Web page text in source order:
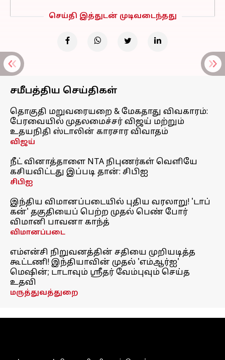
செய்தி இத்துடன் முடிவடைந்தது
சமீபத்திய செய்திகள்
தொகுதி மறுவரையறை & மேகதாது விவகாரம்:
பேரவையில் முதலமைச்சர் விஜய் மற்றும்
உதயநிதி ஸ்டாலின் காரசார விவாதம்
விஜய்
நீட் வினாத்தாளை NTA நிபுணர்கள் வெளியே
கசியவிட்டது இப்படி தான்: சிபிஐ
சிபிஐ
இந்திய விமானப்படையில் புதிய வரலாறு! 'டாப்
கன்' தகுதியைப் பெற்ற முதல் பெண் போர்
விமானி பாவனா காந்த்
விமானப்படை
எம்என்சி நிறுவனத்தின் சதியை முறியடித்த
கூட்டணி! இந்தியாவின் முதல் 'எம்ஆர்ஐ'
மெஷின்; டாடாவும் ஸ்ரீதர் வேம்புவும் செய்த
உதவி
மருத்துவத்துறை